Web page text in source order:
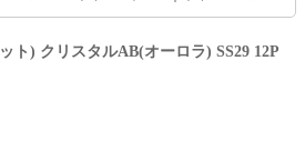
) クリスタルAB(オーロラ) SS29 12P